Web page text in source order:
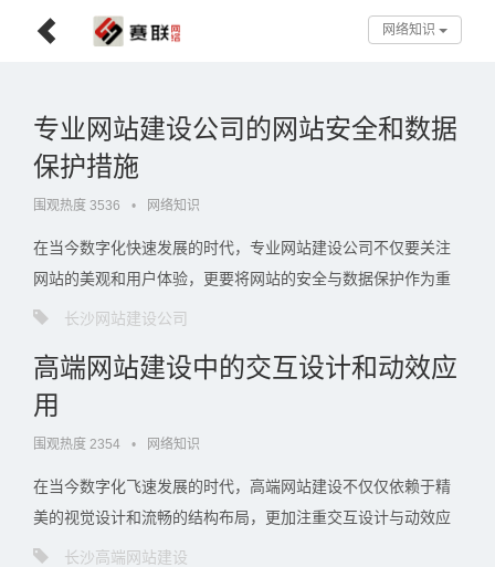
网络知识
专业网站建设公司的网站安全和数据
保护措施
围观热度 3536 • 网络知识
在当今数字化快速发展的时代，专业网站建设公司不仅要关注
网站的美观和用户体验，更要将网站的安全与数据保护作为重
中之重。随着网络攻击手段日益翻新，企业的数据泄露事件频
安全措施显。。。
长沙网站建设公司
高端网站建设中的交互设计和动效应
用
围观热度 2354 • 网络知识
在当今数字化飞速发展的时代，高端网站建设不仅仅依赖于精
美的视觉设计和流畅的结构布局，更加注重交互设计与动效应
用的结合，力求为用户创造出独特而愉悦的使用体验。交互设
长沙高端网站建设